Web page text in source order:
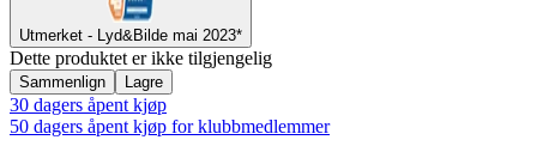
Utmerket - Lyd&Bilde mai 2023*
Dette produktet er ikke tilgjengelig
Sammenlign Lagre
30 dagers åpent kjøp
50 dagers åpent kjøp for klubbmedlemmer